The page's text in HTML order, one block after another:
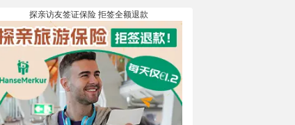
探亲访友签证保险 拒签全额退款